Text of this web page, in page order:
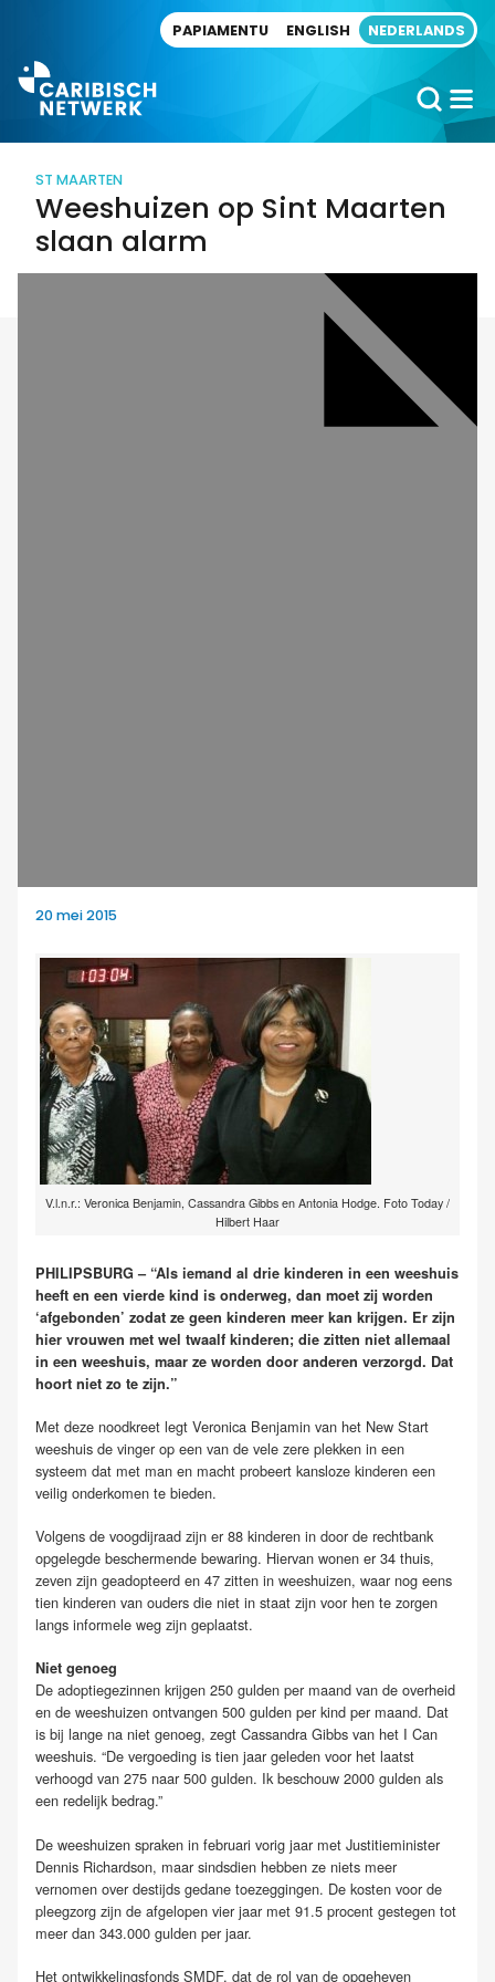
PAPIAMENTU ENGLISH NEDERLANDS
ST MAARTEN
Weeshuizen op Sint Maarten
slaan alarm
20 mei 2015
V.l.n.r.: Veronica Benjamin, Cassandra Gibbs en Antonia Hodge. Foto Today /
Hilbert Haar
PHILIPSBURG – “Als iemand al drie kinderen in een weeshuis
heeft en een vierde kind is onderweg, dan moet zij worden
‘afgebonden’ zodat ze geen kinderen meer kan krijgen. Er zijn
hier vrouwen met wel twaalf kinderen; die zitten niet allemaal
in een weeshuis, maar ze worden door anderen verzorgd. Dat
hoort niet zo te zijn.”
Met deze noodkreet legt Veronica Benjamin van het New Start
weeshuis de vinger op een van de vele zere plekken in een
systeem dat met man en macht probeert kansloze kinderen een
veilig onderkomen te bieden.
Volgens de voogdijraad zijn er 88 kinderen in door de rechtbank
opgelegde beschermende bewaring. Hiervan wonen er 34 thuis,
zeven zijn geadopteerd en 47 zitten in weeshuizen, waar nog eens
tien kinderen van ouders die niet in staat zijn voor hen te zorgen
langs informele weg zijn geplaatst.
Niet genoeg
De adoptiegezinnen krijgen 250 gulden per maand van de overheid
en de weeshuizen ontvangen 500 gulden per kind per maand. Dat
is bij lange na niet genoeg, zegt Cassandra Gibbs van het I Can
weeshuis. “De vergoeding is tien jaar geleden voor het laatst
verhoogd van 275 naar 500 gulden. Ik beschouw 2000 gulden als
een redelijk bedrag.”
De weeshuizen spraken in februari vorig jaar met Justitieminister
Dennis Richardson, maar sindsdien hebben ze niets meer
vernomen over destijds gedane toezeggingen. De kosten voor de
pleegzorg zijn de afgelopen vier jaar met 91.5 procent gestegen tot
meer dan 343.000 gulden per jaar.
Het ontwikkelingsfonds SMDF, dat de rol van de opgeheven